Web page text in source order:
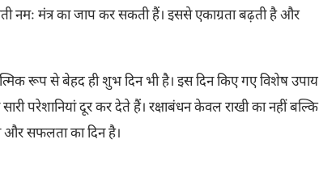
नमः मंत्र का जाप कर सकती हैं। इससे एकाग्रता बढ़ती है और
रूप से बेहद ही शुभ दिन भी है। इस दिन किए गए विशेष उपाय
परेशानियां दूर कर देते हैं। रक्षाबंधन केवल राखी का नहीं बल्कि
और सफलता का दिन है।